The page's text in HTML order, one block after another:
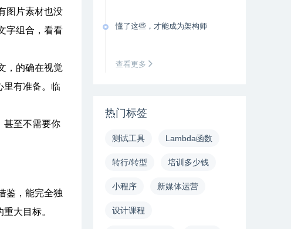
图片素材也没
字组合，看看
，的确在视觉
里有准备。临
甚至不需要你
鉴，能完全独
大目标。
懂了这些，才能成为架构师
查看更多
热门标签
测试工具 Lambda函数
转行/转型 培训多少钱
小程序 新媒体运营
设计课程